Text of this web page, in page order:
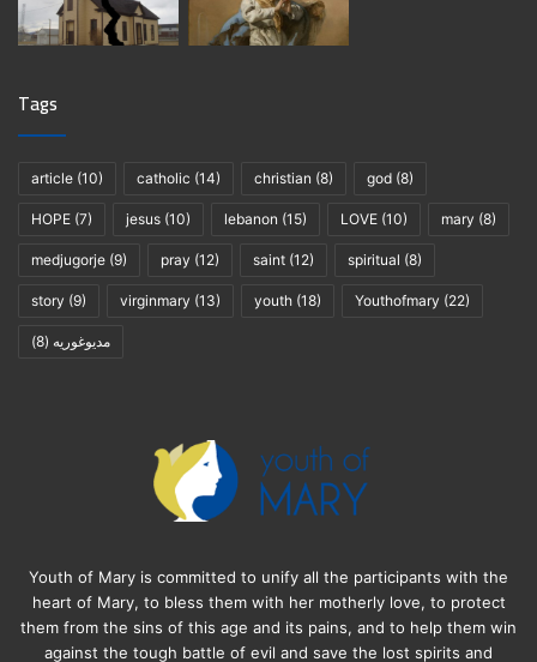
Tags
article (10) catholic (14) christian (8) god (8)
HOPE (7) jesus (10) lebanon (15) LOVE (10) mary (8)
medjugorje (9) pray (12) saint (12) spiritual (8)
story (9) virginmary (13) youth (18) Youthofmary (22)
مديوغوريه (8)
Youth of Mary is committed to unify all the participants with the
heart of Mary, to bless them with her motherly love, to protect
them from the sins of this age and its pains, and to help them win
against the tough battle of evil and save the lost spirits and